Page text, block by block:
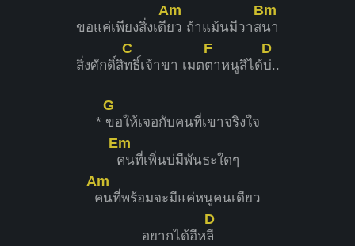
ขอแค่เพียงสิ่งเดี
Am
ยว ถ้าแม้นมีวาส
Bm
นา
สิ่งศักดิ์สิ
C
ทธิ์เจ้าขา เมต
F
ตาหนูสิได้
D
บ่..
*
G
ขอให้เจอกับคนที่เขาจริงใจ
Em
คนที่เพิ่นบ่มีพันธะใดๆ
Am
คนที่พร้อมจะมีแค่หนูคนเดียว
อยากได้อีห
D
ลี